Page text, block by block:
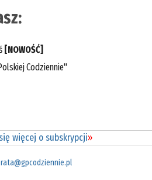
[NOWOŚĆ]
Codziennie"
więcej o subskrypcji»